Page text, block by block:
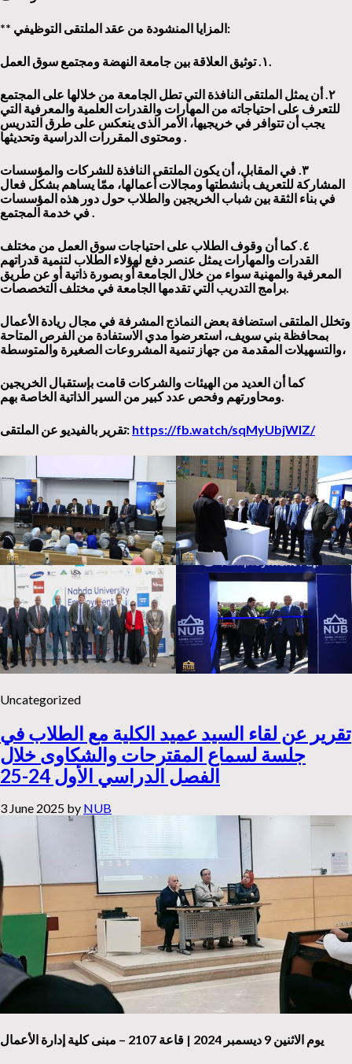
** المزايا المنشودة من عقد الملتقى التوظيفي:
١.توثيق العلاقة بين جامعة النهضة ومجتمع سوق العمل .
٢.أن يمثل الملتقى النافذة التي تطل الجامعة من خلالها على المجتمع
للتعرف على احتياجاته من المهارات والقدرات العلمية والمعرفية التي
يجب أن تتوافر في خريجيها، الأمر الذى ينعكس على طرق التدريس
.
٣.في المقابل، أن يكون الملتقى النافذة للشركات والمؤسسات
المشاركة للتعريف بأنشطتها ومجالات أعمالها، ممّا يساهم بشكل فعال
في بناء الثقة بين شباب الخريجين والطلاب حول دور هذه المؤسسات
.
٤.كما أن وقوف الطلاب على احتياجات سوق العمل من مختلف
القدرات والمهارات يمثل عنصر دفع لهؤلاء الطلاب لتنمية قدراتهم
المعرفية والمهنية سواء من خلال الجامعة أو بصورة ذاتية أو عن طريق
برامج التدريب التي تقدمها الجامعة في مختلف التخصصات.
وتخلل الملتقى استضافة بعض النماذج المشرفة في مجال ريادة الأعمال
بمحافظة بني سويف، استعرضوا مدي الاستفادة من الفرص المتاحة
والتسهيلات المقدمة من جهاز تنمية المشروعات الصغيرة والمتوسطة،
كما أن العديد من الهيئات والشركات قامت بإستقبال الخريجين
ومحاورتهم وفحص عدد كبير من السير الذاتية الخاصة بهم.
تقرير بالفيديو عن الملتقى: https://fb.watch/sqMyUbjWlZ/
Uncategorized
تقرير عن لقاء السيد عميد الكلية مع الطلاب في
جلسة لسماع المقترحات والشكاوى خلال
الفصل الدراسي الأول 24-25
3 June 2025 by NUB
يوم الاثنين 9 ديسمبر 2024 | قاعة 2107 – مبنى كلية إدارة الأعمال